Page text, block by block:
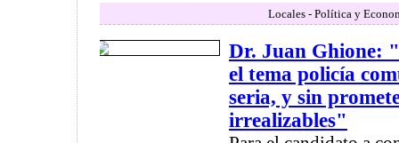
Locales - Política y
Dr. Juan Ghione:
el tema policía
seria, y sin
irrealizables"